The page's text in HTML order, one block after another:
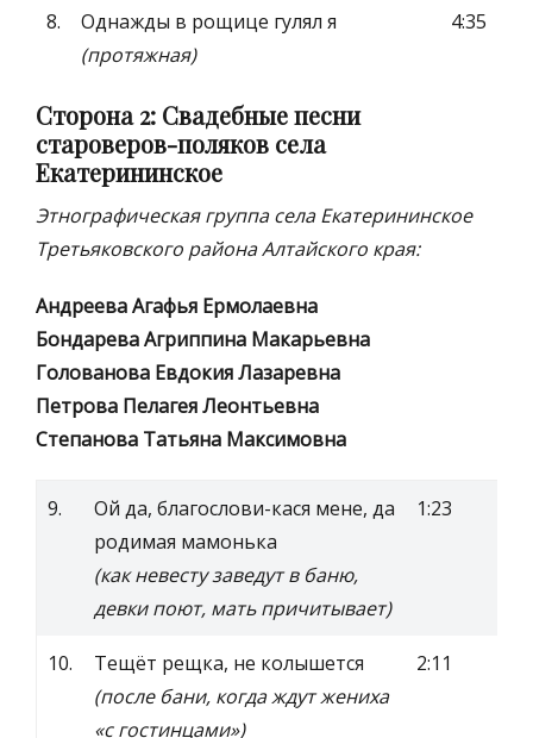
8.
Однажды в рощице гулял я
(протяжная)
4:35
Сторона 2: Свадебные песни
староверов-поляков села
Екатерининское
Этнографическая группа села Екатерининское
Третьяковского района Алтайского края:
Андреева Агафья Ермолаевна
Бондарева Агриппина Макарьевна
Голованова Евдокия Лазаревна
Петрова Пелагея Леонтьевна
Степанова Татьяна Максимовна
9.
Ой да, благослови-кася мене, да
родимая мамонька
(как невесту заведут в баню,
девки поют, мать причитывает)
1:23
10.
Тещёт рещка, не колышется
(после бани, когда ждут жениха
«с гостинцами»)
2:11